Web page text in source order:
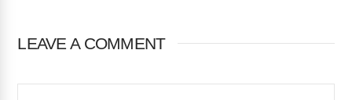
LEAVE A COMMENT